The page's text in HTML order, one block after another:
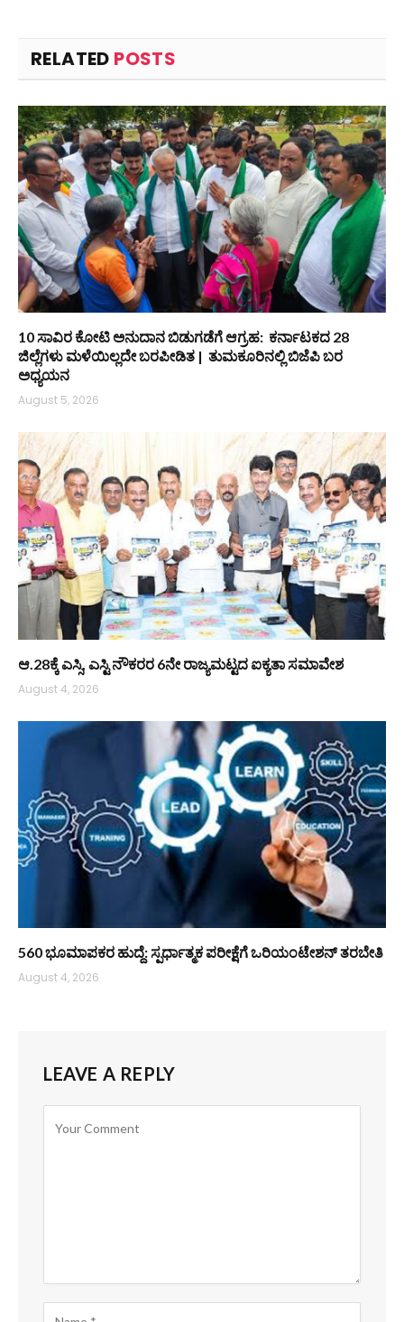
RELATED POSTS
10 ಸಾವಿರ ಕೋಟಿ ಅನುದಾನ ಬಿಡುಗಡೆಗೆ ಆಗ್ರಹ: ಕರ್ನಾಟಕದ 28
ಜಿಲ್ಲೆಗಳು ಮಳೆಯಿಲ್ಲದೇ ಬರಪೀಡಿತ | ತುಮಕೂರಿನಲ್ಲಿ ಬಿಜೆಪಿ ಬರ
ಅಧ್ಯಯನ
August 5, 2026
ಆ.28ಕ್ಕೆ ಎಸ್ಸಿ, ಎಸ್ಟಿ ನೌಕರರ 6ನೇ ರಾಜ್ಯಮಟ್ಟದ ಐಕ್ಯತಾ ಸಮಾವೇಶ
August 4, 2026
560 ಭೂಮಾಪಕರ ಹುದ್ದೆ: ಸ್ಪರ್ಧಾತ್ಮಕ ಪರೀಕ್ಷೆಗೆ ಒರಿಯಂಟೇಶನ್ ತರಬೇತಿ
August 4, 2026
LEAVE A REPLY